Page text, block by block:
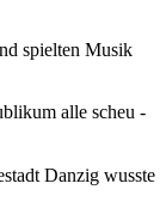
spielten Musik
alle scheu -
Danzig wusste